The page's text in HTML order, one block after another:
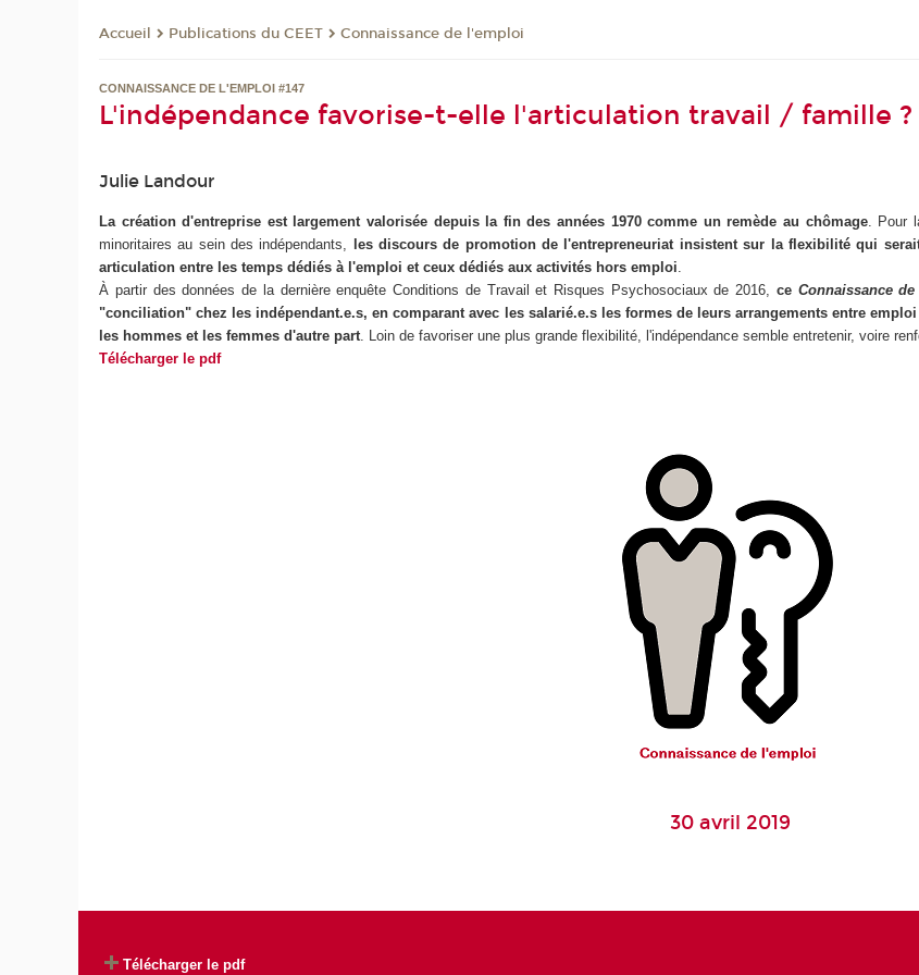
Accueil Publications du CEET Connaissance de l'emploi
CONNAISSANCE DE L'EMPLOI #147
L'indépendance favorise-t-elle l'articulation travail / famille ?
Julie Landour
La création d'entreprise est largement valorisée depuis la fin des années 1970 comme un remède au chômage. Pour
minoritaires au sein des indépendants, les discours de promotion de l'entrepreneuriat insistent sur la flexibilité qui
articulation entre les temps dédiés à l'emploi et ceux dédiés aux activités hors emploi
À partir des données de la dernière enquête Conditions de Travail et Risques Psychosociaux de 2016, ce Connaissance
"conciliation" chez les indépendant.e.s, en comparant avec les salarié.e.s les formes de leurs arrangements entre
les hommes et les femmes d'autre part . Loin de favoriser une plus grande flexibilité, l'indépendance semble entretenir, voire
Télécharger le pdf
30 avril 2019
Télécharger le pdf